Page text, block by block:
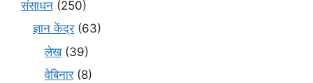
संसाधन (250)
ज्ञान केंद्र(63)
लेख(39)
वेबिनार(8)